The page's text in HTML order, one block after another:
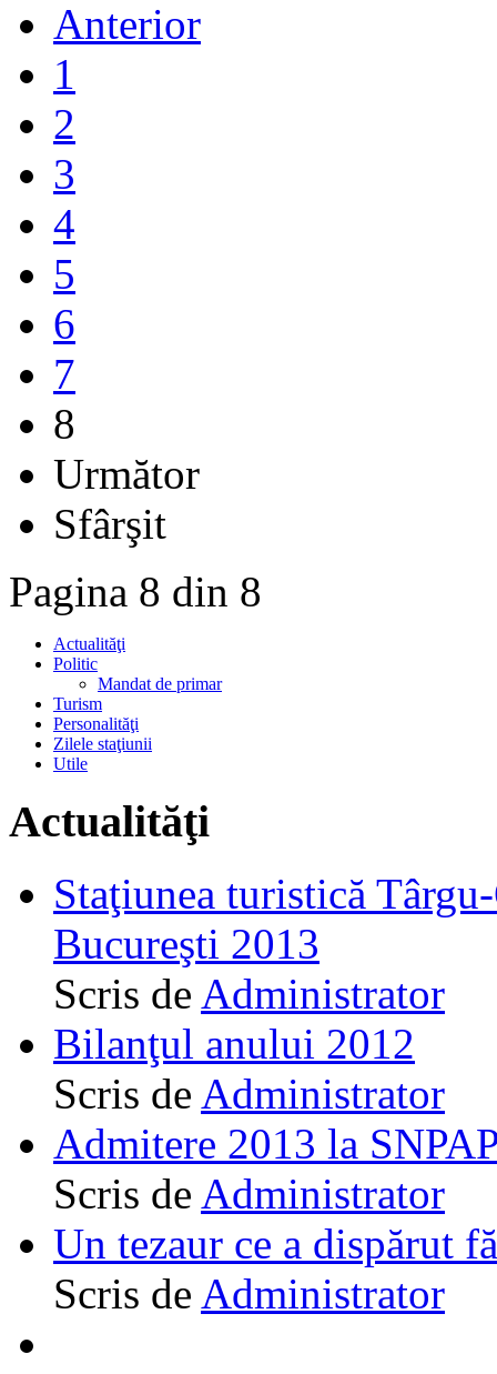
Anterior
1
2
3
4
5
6
7
8
Următor
Sfârşit
Pagina 8 din 8
Actualităţi
Politic
Mandat de primar
Turism
Personalităţi
Zilele staţiunii
Utile
Actualităţi
Staţiunea turistică
Bucureşti 2013
Scris de Administrator
Bilanţul anului 2012
Scris de Administrator
Admitere 2013 la
Scris de Administrator
Un tezaur ce a dispărut
Scris de Administrator